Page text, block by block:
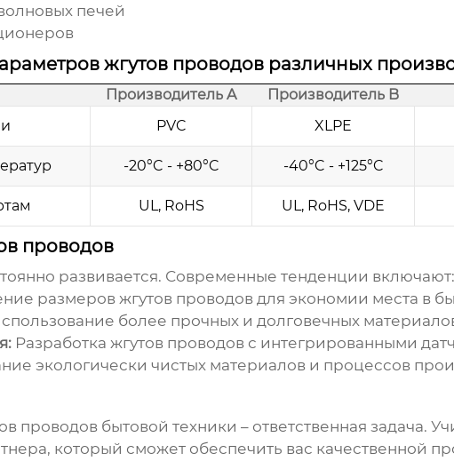
печей
жгутов проводов различных
Производитель A Производитель B
PVC XLPE
-20°C - +80°C -40°C - +125°C
UL, RoHS UL, RoHS, VDE
проводов
развивается. Современные тенденции включают:
размеров жгутов проводов для экономии места в
более прочных и долговечных
Разработка жгутов проводов с интегрированными
экологически чистых материалов и процессов
проводов бытовой техники – ответственная задача.
который сможет обеспечить вас качественной